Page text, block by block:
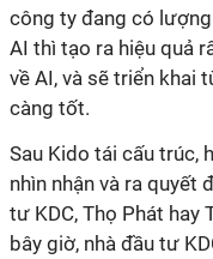
công ty đang có
AI thì tạo ra hiệu quả
về AI, và sẽ triển khai
càng tốt.
Sau Kido tái cấu trúc,
nhìn nhận và ra quyết
tư KDC, Thọ Phát hay
bây giờ, nhà đầu tư